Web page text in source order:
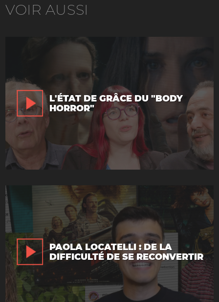
VOIR AUSSI
L'ÉTAT DE GRÂCE DU "BODY
HORROR"
PAOLA LOCATELLI : DE LA
DIFFICULTÉ DE SE RECONVERTIR